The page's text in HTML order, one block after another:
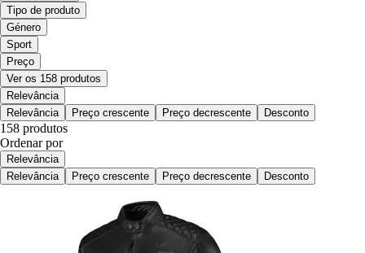
Tipo de produto
Género
Sport
Preço
Ver os 158 produtos
Relevância
Relevância
Preço crescente Preço decrescente Desconto
158 produtos
Ordenar por
Relevância
Relevância
Preço crescente Preço decrescente Desconto